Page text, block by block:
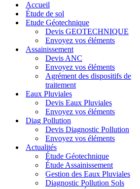
navigationAccueil
Étude de sol
Etude Géotechnique
Devis GEOTECHNIQUE
Envoyez vos éléments
Assainissement
Devis ANC
Envoyez vos éléments
Agrément des dispositifs de
traitement
Eaux Pluviales
Devis Eaux Pluviales
Envoyez vos éléments
Diag Pollution
Devis Diagnostic Pollution
Envoyez vos éléments
Actualités
Étude Géotechnique
Étude Assainissement
Gestion des Eaux Pluviales
Diagnostic Pollution Sols